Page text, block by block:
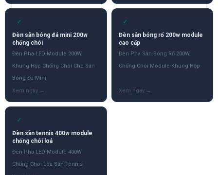
✓
Đèn sân bóng đá mini 200w
chống chói
Đèn Pha LED Module 200W
Khung Hộp Chống Chói Cho Sân
Bóng Đá Mini
✓
Đèn sân bóng rổ 200w module
cao cấp
Đèn Pha Sân Bóng Rổ 200W
Chống Chói Module Khung Hộp
✓
Đèn sân tennis 400w module
chống chói loá
Đèn Pha LED Module 400W
Chống Chói Loá Sân Tennis